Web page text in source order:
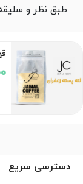
طبق نظر و
دسترسی سریع